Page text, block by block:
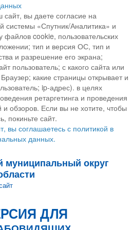
вы даете согласие на
системы «Спутник/Аналитика» и
файлов cookie, пользовательских
тип и версия ОС, тип и
и разрешение его экрана;
пользователь; с какого сайта или
какие страницы открывает и
ip-адрес). в целях
ретаргетинга и проведения
и обзоров. Если вы не хотите, чтобы
покиньте сайт.
вы соглашаетесь с политикой в
данных.